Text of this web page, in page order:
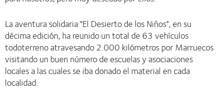
La aventura solidaria "El Desierto de los Niños", en su
décima edición, ha reunido un total de 63 vehículos
todoterreno atravesando 2.000 kilómetros por Marruecos
visitando un buen número de escuelas y asociaciones
locales a las cuales se iba donado el material en cada
localidad.